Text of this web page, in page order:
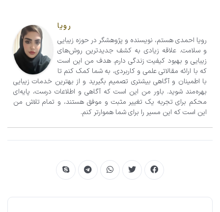
رویا
رویا احمدی هستم، نویسنده و پژوهشگر در حوزه زیبایی
و سلامت. علاقه زیادی به کشف جدیدترین روش‌های
زیبایی و بهبود کیفیت زندگی دارم. هدف من این است
که با ارائه مقالاتی علمی و کاربردی، به شما کمک کنم تا
با اطمینان و آگاهی بیشتری تصمیم‌ بگیرید و از بهترین خدمات زیبایی
بهره‌مند شوید. باور من این است که آگاهی و اطلاعات درست، پایه‌ای
محکم برای تجربه یک تغییر مثبت و موفق هستند، و تمام تلاش من
این است که این مسیر را برای شما هموارتر کنم.